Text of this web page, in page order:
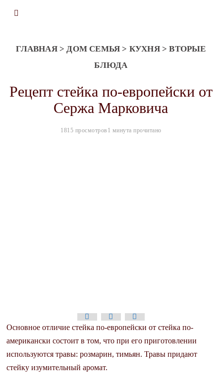
ГЛАВНАЯ>ДОМ СЕМЬЯ > КУХНЯ>ВТОРЫЕ
БЛЮДА
Рецепт стейка по-европейски от
Сержа Марковича
1815 просмотров 1 минута прочитано
Основное отличие стейка по-европейски от стейка по-
американски состоит в том, что при его приготовлении
используются травы: розмарин, тимьян. Травы придают
стейку изумительный аромат.